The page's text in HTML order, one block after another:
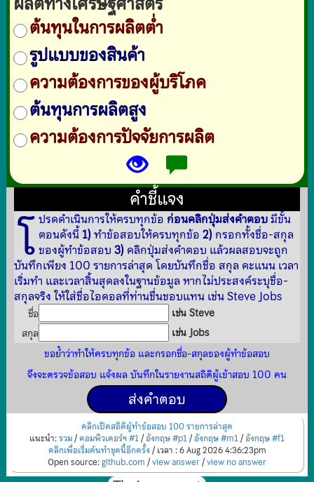
ต้นทุนในการผลิตต่ำ
รูปแบบของสินค้า
ความต้องการของผู้บริโภค
ต้นทุนการผลิตสูง
ความต้องการปัจจัยการผลิต
คำชี้แจง
โปรดดำเนินการให้ครบทุกข้อ ก่อนคลิกปุ่มส่งคำตอบมีขั้น
ตอนดังนี้1)ทำข้อสอบให้ครบทุกข้อ2)กรอกทั้งชื่อ-สกุล
ของผู้ทำข้อสอบ3)คลิกปุ่มส่งคำตอบ แล้วผลสอบจะถูก
บันทึกเพียง 100 รายการล่าสุด โดยบันทึกชื่อ สกุล คะแนน เวลา
เริ่มทำ และเวลาสิ้นสุดลงในฐานข้อมูล หากไม่ประสงค์ระบุชื่อ-
สกุลจริง ให้ใส่ชื่อไอดอลที่ท่านชื่นชอบแทน เช่น Steve Jobs
ชื่อ
เช่น Steve
สกุล
เช่น Jobs
ขอย้ำว่าทำให้ครบทุกข้อ และกรอกชื่อ-สกุลของผู้ทำข้อสอบ
จึงจะตรวจข้อสอบ แจ้งผล บันทึกในรายงานสถิติผู้เข้าสอบ 100 คน
คลิกเปิดสถิติผู้ทำข้อสอบ 100 รายการล่าสุด
แนะนำ:รวม/คอมพิวเตอร์ฯ #1/อังกฤษ #p1/อังกฤษ #m1/อังกฤษ #f1
คลิกเพื่อเริ่มต้นทำชุดนี้อีกครั้ง / เวลา : 6 Aug 2026 4:36:23pm
Open source:github.com /view answer/view no answer